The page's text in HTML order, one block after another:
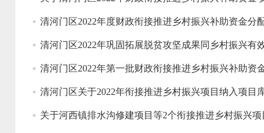
清河门区2022年度财政衔接推进乡村振兴补助资金分
清河门区2022年巩固拓展脱贫攻坚成果同乡村振兴有
清河门区2022年第一批财政衔接推进乡村振兴补助资
清河门区关于2022年衔接推进乡村振兴项目纳入项目
关于河西镇排水沟修建项目等2个衔接推进乡村振兴